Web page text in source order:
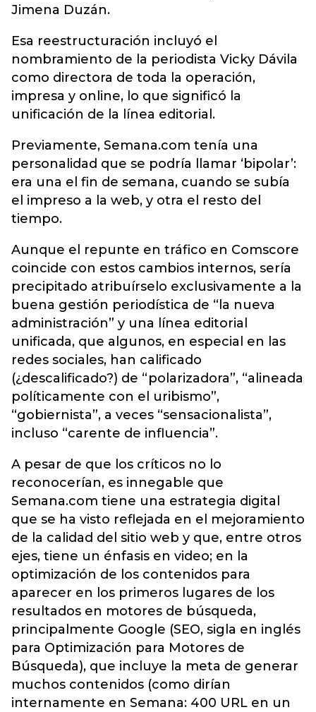
Jimena Duzán.
Esa reestructuración incluyó el
nombramiento de la periodista Vicky Dávila
como directora de toda la operación,
impresa y online, lo que significó la
unificación de la línea editorial.
Previamente, Semana.com tenía una
personalidad que se podría llamar ‘bipolar’:
era una el fin de semana, cuando se subía
el impreso a la web, y otra el resto del
tiempo.
Aunque el repunte en tráfico en Comscore
coincide con estos cambios internos, sería
precipitado atribuírselo exclusivamente a la
buena gestión periodística de “la nueva
administración” y una línea editorial
unificada, que algunos, en especial en las
redes sociales, han calificado
(¿descalificado?) de “polarizadora”, “alineada
políticamente con el uribismo”,
“gobiernista”, a veces “sensacionalista”,
incluso “carente de influencia”.
A pesar de que los críticos no lo
reconocerían, es innegable que
Semana.com tiene una estrategia digital
que se ha visto reflejada en el mejoramiento
de la calidad del sitio web y que, entre otros
ejes, tiene un énfasis en video; en la
optimización de los contenidos para
aparecer en los primeros lugares de los
resultados en motores de búsqueda,
principalmente Google (SEO, sigla en inglés
para Optimización para Motores de
Búsqueda), que incluye la meta de generar
muchos contenidos (como dirían
internamente en Semana: 400 URL en un